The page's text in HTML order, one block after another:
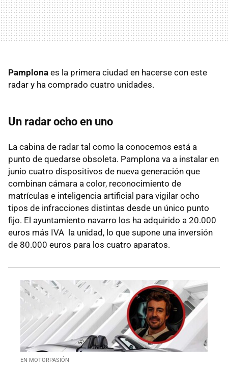
Pamplona es la primera ciudad en hacerse con este
radar y ha comprado cuatro unidades.
Un radar ocho en uno
La cabina de radar tal como la conocemos está a
punto de quedarse obsoleta. Pamplona va a instalar en
junio cuatro dispositivos de nueva generación que
combinan cámara a color, reconocimiento de
matrículas e inteligencia artificial para vigilar ocho
tipos de infracciones distintas desde un único punto
fijo. El ayuntamiento navarro los ha adquirido a 20.000
euros más IVA la unidad, lo que supone una inversión
de 80.000 euros para los cuatro aparatos.
EN MOTORPASIÓN